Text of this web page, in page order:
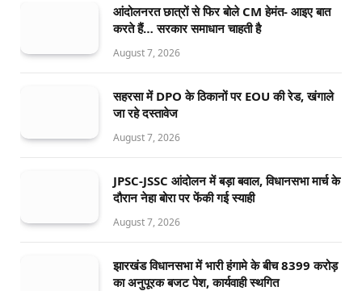
आंदोलनरत छात्रों से फिर बोले CM हेमंत- आइए बात
करते हैं… सरकार समाधान चाहती है
August 7, 2026
सहरसा में DPO के ठिकानों पर EOU की रेड, खंगाले
जा रहे दस्तावेज
August 7, 2026
JPSC-JSSC आंदोलन में बड़ा बवाल, विधानसभा मार्च के
दौरान नेहा बोरा पर फेंकी गई स्याही
August 7, 2026
झारखंड विधानसभा में भारी हंगामे के बीच 8399 करोड़
का अनुपूरक बजट पेश, कार्यवाही स्थगित